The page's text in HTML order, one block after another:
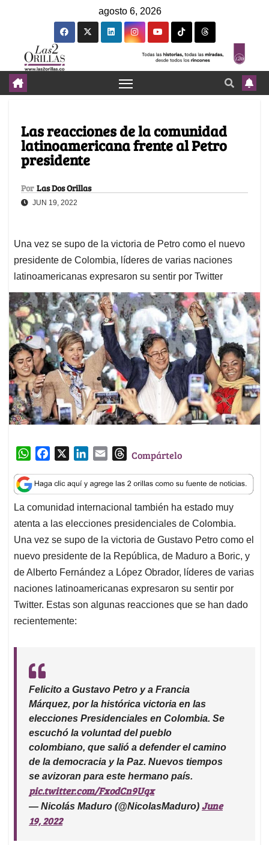
agosto 6, 2026
Las reacciones de la comunidad
latinoamericana frente al Petro
presidente
Por Las Dos Orillas
JUN 19, 2022
Una vez se supo de la victoria de Petro como el nuevo
presidente de Colombia, líderes de varias naciones
latinoamericanas expresaron su sentir por Twitter
W
a
t
s
A
p
p
c
e
b
o
o
k
n
k
e
d
I
n
a
i
l
T
r
e
a
d
s
Compártelo
La comunidad internacional también ha estado muy
atenta a las elecciones presidenciales de Colombia.
Una vez se supo de la victoria de Gustavo Petro como el
nuevo presidente de la República, de Maduro a Boric, y
de Alberto Fernández a López Obrador, líderes de varias
naciones latinoamericanas expresaron su sentir por
Twitter. Estas son algunas reacciones que se han dado
recientemente:
Felicito a Gustavo Petro y a Francia
Márquez, por la histórica victoria en las
elecciones Presidenciales en Colombia. Se
escuchó la voluntad del pueblo
colombiano, que salió a defender el camino
de la democracia y la Paz. Nuevos tiempos
se avizoran para este hermano país.
pic.twitter.com/FxodCn9Uqx
— Nicolás Maduro (@NicolasMaduro) June
19, 2022